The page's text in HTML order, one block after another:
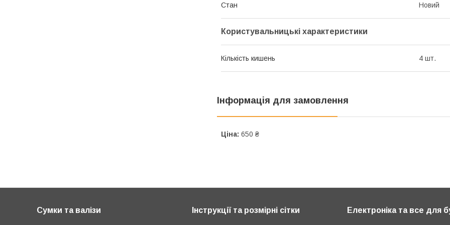
Стан Новий
Користувальницькі характеристики
Кількість кишень 4 шт.
Інформація для замовлення
Ціна: 650 ₴
Сумки та валізи Інструкції та розмірні сітки Електроніка та все для